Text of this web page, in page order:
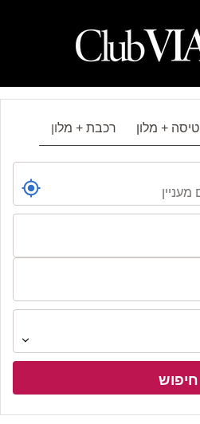
טיסה + מלון רכבת + מלון
חיפוש